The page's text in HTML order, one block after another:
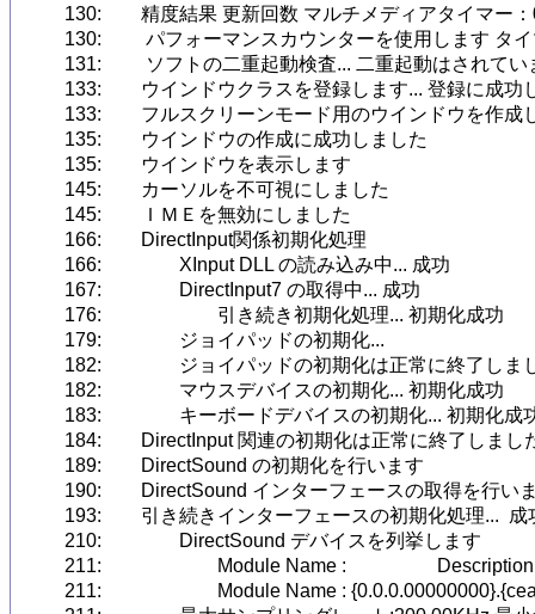
130:	精度結果 更新回数 マルチメディアタイマー：0  パフォーマンスカウンター：60
130:	 パフォーマンスカウンターを使用します タイマー精度 : 2143.478000 KHz
131:	 ソフトの二重起動検査... 二重起動はされていませんでした
133:	ウインドウクラスを登録します... 登録に成功しました
133:	フルスクリーンモード用のウインドウを作成します
135:	ウインドウの作成に成功しました
135:	ウインドウを表示します
145:	カーソルを不可視にしました
145:	ＩＭＥを無効にしました
166:	DirectInput関係初期化処理
166:		XInput DLL の読み込み中... 成功
167:		DirectInput7 の取得中... 成功
176:			引き続き初期化処理... 初期化成功
179:		ジョイパッドの初期化...
182:		ジョイパッドの初期化は正常に終了しました
182:		マウスデバイスの初期化... 初期化成功
183:		キーボードデバイスの初期化... 初期化成功
184:	DirectInput 関連の初期化は正常に終了しました
189:	DirectSound の初期化を行います
190:	DirectSound インターフェースの取得を行います....  成功
193:	引き続きインターフェースの初期化処理...  成功
210:		DirectSound デバイスを列挙します
211:			Module Name :                   Description : プライマリ サウンド ドライバー
211:			Module Name : {0.0.0.00000000}.{cea4671f-0b86-4f3c-be18-e255171022b0}   Description : スピーカー (Realtek High Definition Audio)